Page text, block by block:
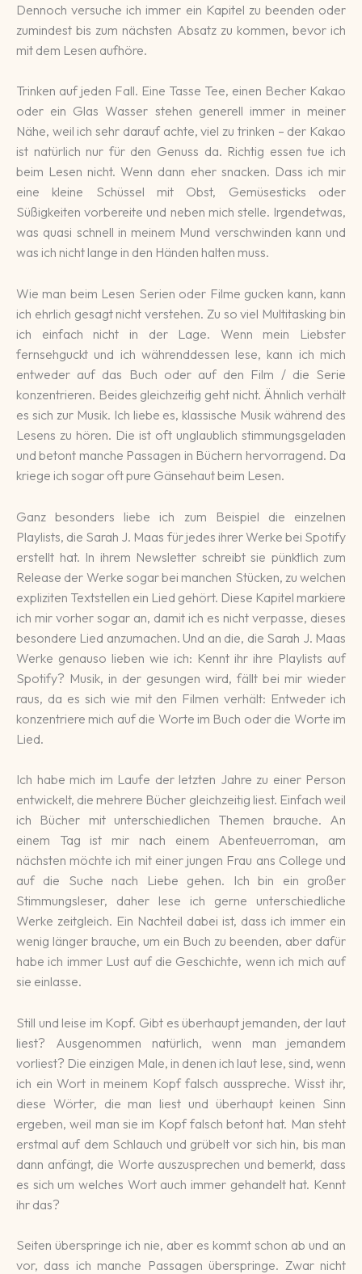
Dennoch versuche ich immer ein Kapitel zu beenden oder
zumindest bis zum nächsten Absatz zu kommen, bevor ich
mit dem Lesen aufhöre.
Trinken auf jeden Fall. Eine Tasse Tee, einen Becher Kakao
oder ein Glas Wasser stehen generell immer in meiner
Nähe, weil ich sehr darauf achte, viel zu trinken – der Kakao
ist natürlich nur für den Genuss da. Richtig essen tue ich
beim Lesen nicht. Wenn dann eher snacken. Dass ich mir
eine kleine Schüssel mit Obst, Gemüsesticks oder
Süßigkeiten vorbereite und neben mich stelle. Irgendetwas,
was quasi schnell in meinem Mund verschwinden kann und
was ich nicht lange in den Händen halten muss.
Wie man beim Lesen Serien oder Filme gucken kann, kann
ich ehrlich gesagt nicht verstehen. Zu so viel Multitasking bin
ich einfach nicht in der Lage. Wenn mein Liebster
fernsehguckt und ich währenddessen lese, kann ich mich
entweder auf das Buch oder auf den Film / die Serie
konzentrieren. Beides gleichzeitig geht nicht. Ähnlich verhält
es sich zur Musik. Ich liebe es, klassische Musik während des
Lesens zu hören. Die ist oft unglaublich stimmungsgeladen
und betont manche Passagen in Büchern hervorragend. Da
kriege ich sogar oft pure Gänsehaut beim Lesen.
Ganz besonders liebe ich zum Beispiel die einzelnen
Playlists, die Sarah J. Maas für jedes ihrer Werke bei Spotify
erstellt hat. In ihrem Newsletter schreibt sie pünktlich zum
Release der Werke sogar bei manchen Stücken, zu welchen
expliziten Textstellen ein Lied gehört. Diese Kapitel markiere
ich mir vorher sogar an, damit ich es nicht verpasse, dieses
besondere Lied anzumachen. Und an die, die Sarah J. Maas
Werke genauso lieben wie ich: Kennt ihr ihre Playlists auf
Spotify? Musik, in der gesungen wird, fällt bei mir wieder
raus, da es sich wie mit den Filmen verhält: Entweder ich
konzentriere mich auf die Worte im Buch oder die Worte im
Lied.
Ich habe mich im Laufe der letzten Jahre zu einer Person
entwickelt, die mehrere Bücher gleichzeitig liest. Einfach weil
ich Bücher mit unterschiedlichen Themen brauche. An
einem Tag ist mir nach einem Abenteuerroman, am
nächsten möchte ich mit einer jungen Frau ans College und
auf die Suche nach Liebe gehen. Ich bin ein großer
Stimmungsleser, daher lese ich gerne unterschiedliche
Werke zeitgleich. Ein Nachteil dabei ist, dass ich immer ein
wenig länger brauche, um ein Buch zu beenden, aber dafür
habe ich immer Lust auf die Geschichte, wenn ich mich auf
sie einlasse.
Still und leise im Kopf. Gibt es überhaupt jemanden, der laut
liest? Ausgenommen natürlich, wenn man jemandem
vorliest? Die einzigen Male, in denen ich laut lese, sind, wenn
ich ein Wort in meinem Kopf falsch ausspreche. Wisst ihr,
diese Wörter, die man liest und überhaupt keinen Sinn
ergeben, weil man sie im Kopf falsch betont hat. Man steht
erstmal auf dem Schlauch und grübelt vor sich hin, bis man
dann anfängt, die Worte auszusprechen und bemerkt, dass
es sich um welches Wort auch immer gehandelt hat. Kennt
ihr das?
Seiten überspringe ich nie, aber es kommt schon ab und an
vor, dass ich manche Passagen überspringe. Zwar nicht